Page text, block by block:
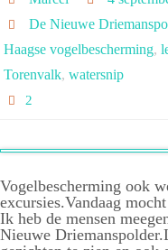
De Nieuwe
Haagse vogelbescherming,
Torenvalk, watersnip
2
Vogelbescherming ook
excursies.Vandaag
Ik heb de mensen
Nieuwe